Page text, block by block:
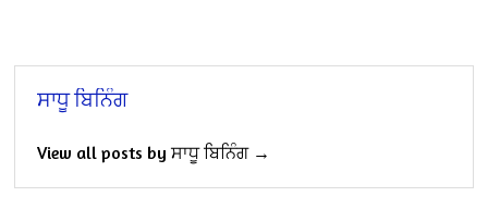
ਸਾਧੂ ਬਿਨਿੰਗ
View all posts by ਸਾਧੂ ਬਿਨਿੰਗ →